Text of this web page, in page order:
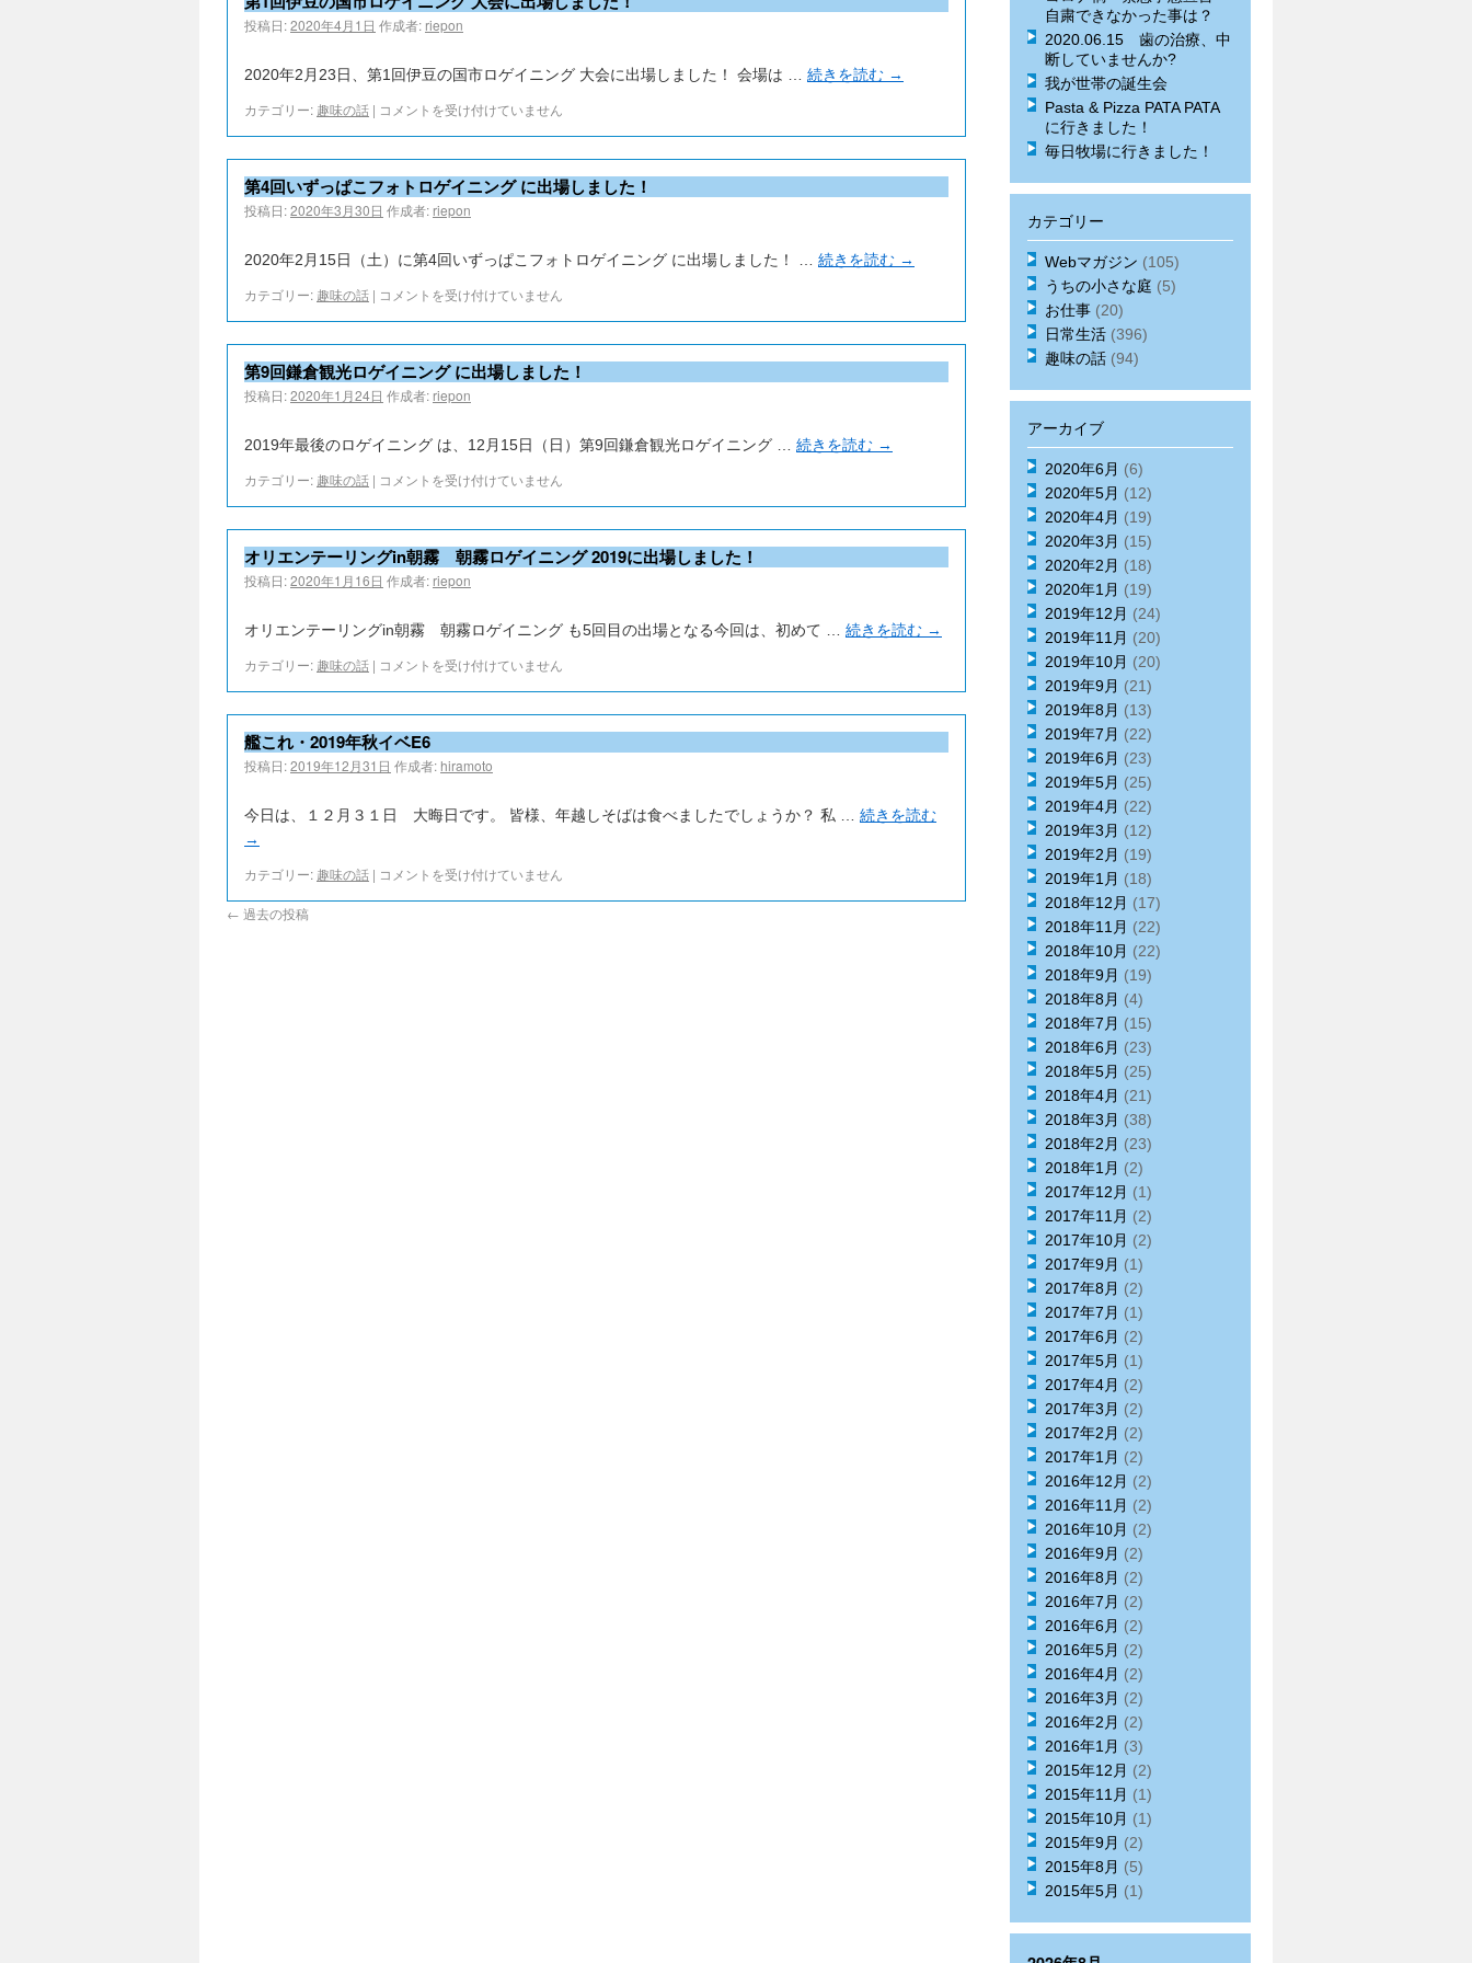
投稿日:2020年4月1日 作成者: riepon
2020年2月23日、第1回伊豆の国市ロゲイニング 大会に出場しました！ 会場は … 続きを読む →
カテゴリー: 趣味の話 | コメントを受け付けていません
第4回いずっぱこフォトロゲイニング に出場しました！
投稿日:2020年3月30日 作成者: riepon
2020年2月15日（土）に第4回いずっぱこフォトロゲイニング に出場しました！ … 続きを読む →
カテゴリー: 趣味の話 | コメントを受け付けていません
第9回鎌倉観光ロゲイニング に出場しました！
投稿日:2020年1月24日 作成者: riepon
2019年最後のロゲイニング は、12月15日（日）第9回鎌倉観光ロゲイニング … 続きを読む →
カテゴリー: 趣味の話 | コメントを受け付けていません
オリエンテーリングin朝霧 朝霧ロゲイニング 2019に出場しました！
投稿日:2020年1月16日 作成者: riepon
オリエンテーリングin朝霧 朝霧ロゲイニング も5回目の出場となる今回は、初めて … 続きを読む →
カテゴリー: 趣味の話 | コメントを受け付けていません
艦これ・2019年秋イベE6
投稿日:2019年12月31日 作成者: hiramoto
今日は、１２月３１日 大晦日です。 皆様、年越しそばは食べましたでしょうか？ 私 … 続きを読む
→
カテゴリー: 趣味の話 | コメントを受け付けていません
← 過去の投稿
自粛できなかった事は？
2020.06.15 歯の治療、中
断していませんか?
我が世帯の誕生会
Pasta & Pizza PATA PATA
に行きました！
毎日牧場に行きました！
カテゴリー
Webマガジン (105)
うちの小さな庭 (5)
お仕事 (20)
日常生活 (396)
趣味の話 (94)
アーカイブ
2020年6月 (6)
2020年5月 (12)
2020年4月 (19)
2020年3月 (15)
2020年2月 (18)
2020年1月 (19)
2019年12月 (24)
2019年11月 (20)
2019年10月 (20)
2019年9月 (21)
2019年8月 (13)
2019年7月 (22)
2019年6月 (23)
2019年5月 (25)
2019年4月 (22)
2019年3月 (12)
2019年2月 (19)
2019年1月 (18)
2018年12月 (17)
2018年11月 (22)
2018年10月 (22)
2018年9月 (19)
2018年8月 (4)
2018年7月 (15)
2018年6月 (23)
2018年5月 (25)
2018年4月 (21)
2018年3月 (38)
2018年2月 (23)
2018年1月 (2)
2017年12月 (1)
2017年11月 (2)
2017年10月 (2)
2017年9月 (1)
2017年8月 (2)
2017年7月 (1)
2017年6月 (2)
2017年5月 (1)
2017年4月 (2)
2017年3月 (2)
2017年2月 (2)
2017年1月 (2)
2016年12月 (2)
2016年11月 (2)
2016年10月 (2)
2016年9月 (2)
2016年8月 (2)
2016年7月 (2)
2016年6月 (2)
2016年5月 (2)
2016年4月 (2)
2016年3月 (2)
2016年2月 (2)
2016年1月 (3)
2015年12月 (2)
2015年11月 (1)
2015年10月 (1)
2015年9月 (2)
2015年8月 (5)
2015年5月 (1)